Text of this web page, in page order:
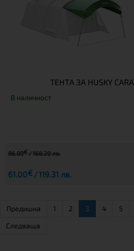
ТЕНТА ЗА HUSKY
В наличност
86.00€ 168.20 лв.
61.00€ 119.31 лв.
Предишна 1 2 3 4 5
Следваща